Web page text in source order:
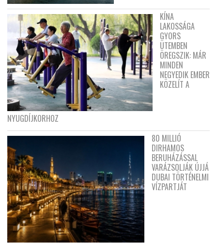
KÍNA
LAKOSSÁGA
GYORS
ÜTEMBEN
ÖREGSZIK: MÁR
MINDEN
NEGYEDIK EMBER
KÖZELÍT A
NYUGDÍJKORHOZ
80 MILLIÓ
DIRHAMOS
BERUHÁZÁSSAL
VARÁZSOLJÁK ÚJJÁ
DUBAI TÖRTÉNELMI
VÍZPARTJÁT